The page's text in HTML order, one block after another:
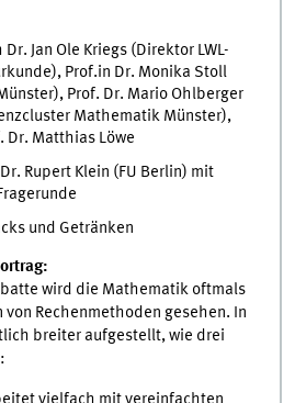
Jan Ole Kriegs (Direktor LWL-
Prof.in Dr. Monika Stoll
Prof. Dr. Mario Ohlberger
Mathematik Münster),
Dr. Matthias Löwe
Rupert Klein (FU Berlin) mit
und Getränken
wird die Mathematik oftmals
Rechenmethoden gesehen. In
breiter aufgestellt, wie drei
vielfach mit vereinfachten